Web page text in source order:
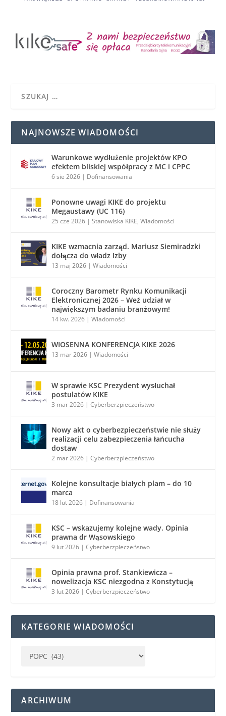
NAJNOWSZE WIADOMOŚCI
Warunkowe wydłużenie projektów KPO
efektem bliskiej współpracy z MC i CPPC
6 sie 2026 | Dofinansowania
Ponowne uwagi KIKE do projektu
Megaustawy (UC 116)
25 cze 2026 |Stanowiska KIKE,Wiadomości
KIKE wzmacnia zarząd. Mariusz Siemiradzki
dołącza do władz Izby
13 maj 2026 |Wiadomości
Coroczny Barometr Rynku Komunikacji
Elektronicznej 2026 – Weź udział w
największym badaniu branżowym!
14 kw. 2026 |Wiadomości
WIOSENNA KONFERENCJA KIKE 2026
13 mar 2026 |Wiadomości
W sprawie KSC Prezydent wysłuchał
postulatów KIKE
3 mar 2026 |Cyberberzpieczeństwo
Nowy akt o cyberbezpieczeństwie nie służy
realizacji celu zabezpieczenia łańcucha
dostaw
2 mar 2026 |Cyberberzpieczeństwo
Kolejne konsultacje białych plam – do 10
marca
18 lut 2026 | Dofinansowania
KSC – wskazujemy kolejne wady. Opinia
prawna dr Wąsowskiego
9 lut 2026 |Cyberberzpieczeństwo
Opinia prawna prof. Stankiewicza –
nowelizacja KSC niezgodna z Konstytucją
3 lut 2026 |Cyberberzpieczeństwo
KATEGORIE WIADOMOŚCI
ARCHIWUM